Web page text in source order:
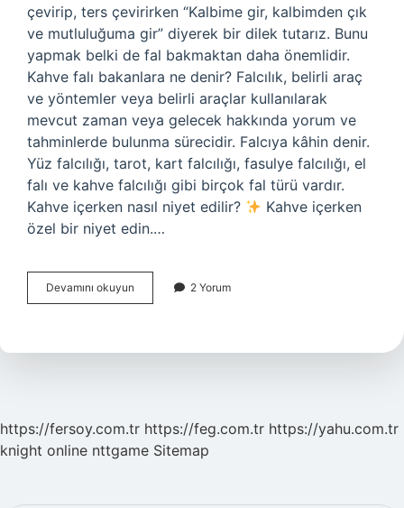
çevirip, ters çevirirken “Kalbime gir, kalbimden çık
ve mutluluğuma gir” diyerek bir dilek tutarız. Bunu
yapmak belki de fal bakmaktan daha önemlidir.
Kahve falı bakanlara ne denir? Falcılık, belirli araç
ve yöntemler veya belirli araçlar kullanılarak
mevcut zaman veya gelecek hakkında yorum ve
tahminlerde bulunma sürecidir. Falcıya kâhin denir.
Yüz falcılığı, tarot, kart falcılığı, fasulye falcılığı, el
falı ve kahve falcılığı gibi birçok fal türü vardır.
Kahve içerken nasıl niyet edilir?
Kahve içerken
özel bir niyet edin.…
Devamını okuyun
Falı
Ne
2 Yorum
https://fersoy.com.tr https://feg.com.tr https://yahu.com.tr
knight online nttgame Sitemap